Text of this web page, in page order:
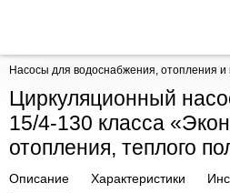
Насосы для водоснабжения, отопления и
Циркуляционный
15/4-130 класса
отопления, теплого
Описание Характеристики